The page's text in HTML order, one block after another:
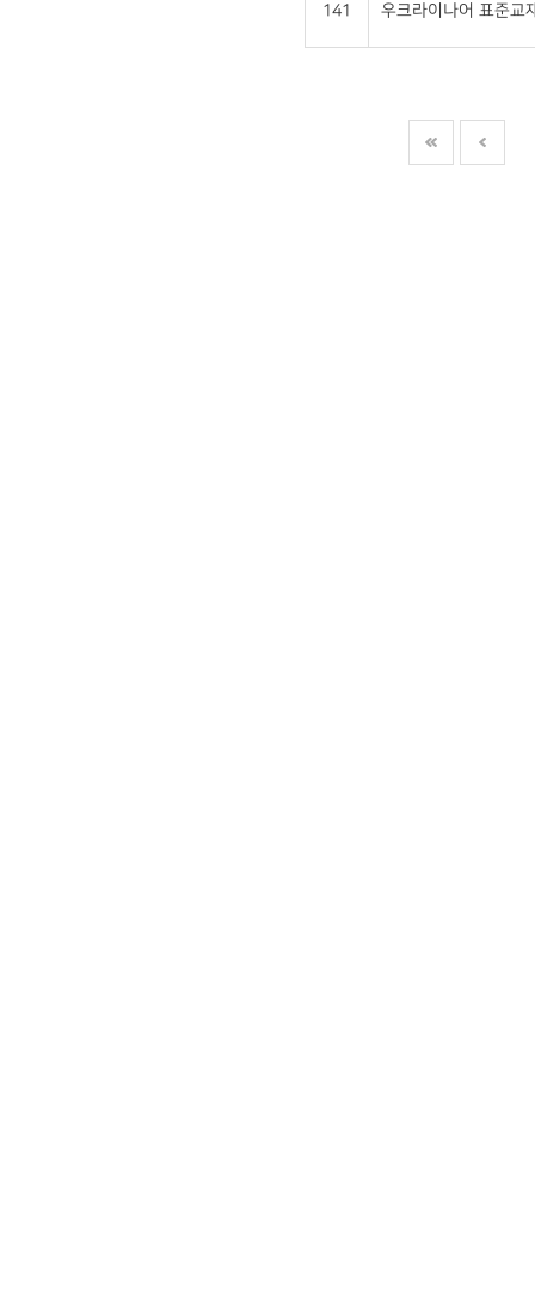
141 우크라이나어 표준교